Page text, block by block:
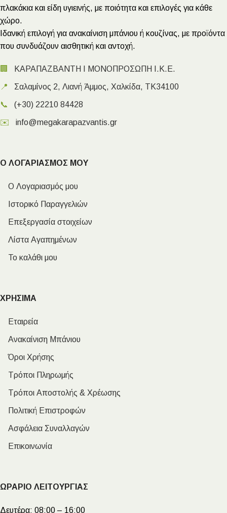
πλακάκια και είδη υγιεινής, με ποιότητα και επιλογές για κάθε
χώρο.
Ιδανική επιλογή για ανακαίνιση μπάνιου ή κουζίνας, με προϊόντα
που συνδυάζουν αισθητική και αντοχή.
🏢 ΚΑΡΑΠΑΖΒΑΝΤΗ Ι ΜΟΝΟΠΡΟΣΩΠΗ Ι.Κ.Ε.
📍 Σαλαμίνος 2, Λιανή Άμμος, Χαλκίδα, ΤΚ34100
📞 (+30) 22210 84428
✉️ info@megakarapazvantis.gr
Ο ΛΟΓΑΡΙΑΣΜΟΣ ΜΟΥ
Ο Λογαριασμός μου
Ιστορικό Παραγγελιών
Επεξεργασία στοιχείων
Λίστα Αγαπημένων
Το καλάθι μου
ΧΡΗΣΙΜΑ
Εταιρεία
Ανακαίνιση Μπάνιου
Όροι Χρήσης
Τρόποι Πληρωμής
Τρόποι Αποστολής & Χρέωσης
Πολιτική Επιστροφών
Ασφάλεια Συναλλαγών
Επικοινωνία
ΩΡΑΡΙΟ ΛΕΙΤΟΥΡΓΙΑΣ
Δευτέρα: 08:00 – 16:00